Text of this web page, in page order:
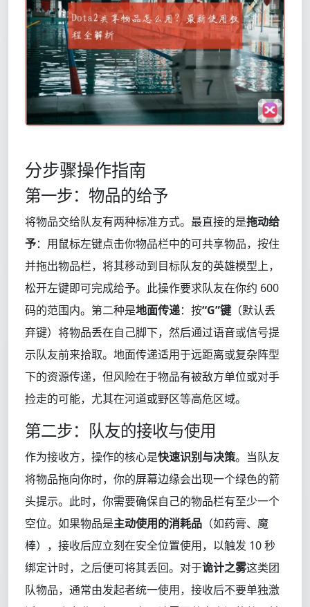
分步骤操作指南
第一步：物品的给予
将物品交给队友有两种标准方式。最直接的是拖动给
予：用鼠标左键点击你物品栏中的可共享物品，按住
并拖出物品栏，将其移动到目标队友的英雄模型上，
松开左键即可完成给予。此操作要求队友在你约 600
码的范围内。第二种是地面传递：按“G”键 （默认丢
弃键）将物品丢在自己脚下，然后通过语音或信号提
示队友前来拾取。地面传递适用于远距离或复杂阵型
下的资源传递，但风险在于物品有被敌方单位或对手
捡走的可能，尤其在河道或野区等高危区域。
第二步：队友的接收与使用
作为接收方，操作的核心是快速识别与决策。当队友
将物品拖向你时，你的屏幕边缘会出现一个绿色的箭
头提示。此时，你需要确保自己的物品栏有至少一个
空位。如果物品是主动使用的消耗品 （如药膏、魔
棒），接收后应立刻在安全位置使用，以触发 10 秒
绑定计时，之后便可将其丢回。对于诡计之雾这类团
队物品，通常由发起者统一使用，接收后不要单独激